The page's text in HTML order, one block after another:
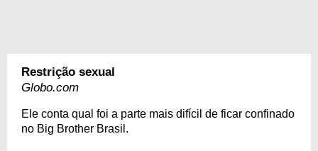
Restrição sexual
Globo.com
Ele conta qual foi a parte mais difícil de ficar confinado
no Big Brother Brasil.